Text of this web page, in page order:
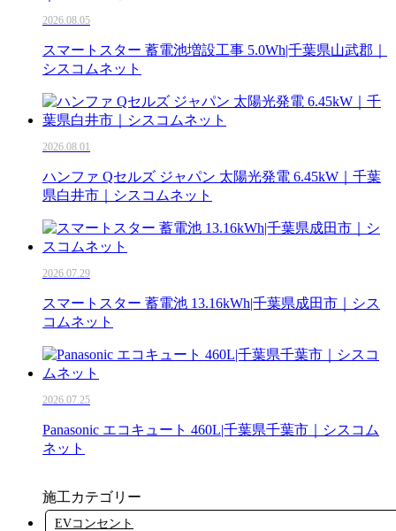
2026.08.05
スマートスター 蓄電池増設工事 5.0Wh|千葉県山武郡｜
シスコムネット
2026.08.01
ハンファ Qセルズ ジャパン 太陽光発電 6.45kW｜千葉
県白井市｜シスコムネット
2026.07.29
スマートスター 蓄電池 13.16kWh|千葉県成田市｜シス
コムネット
2026.07.25
Panasonic エコキュート 460L|千葉県千葉市｜シスコム
ネット
施工カテゴリー
EVコンセント